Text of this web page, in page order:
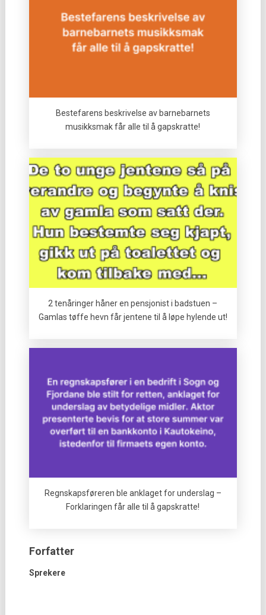
Bestefarens beskrivelse av barnebarnets
musikksmak får alle til å gapskratte!
2 tenåringer håner en pensjonist i badstuen –
Gamlas tøffe hevn får jentene til å løpe hylende ut!
Regnskapsføreren ble anklaget for underslag –
Forklaringen får alle til å gapskratte!
Forfatter
Sprekere